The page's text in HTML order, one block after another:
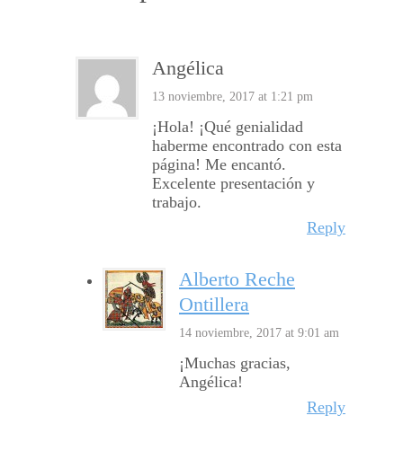
Angélica
13 noviembre, 2017 at 1:21 pm
¡Hola! ¡Qué genialidad
haberme encontrado con esta
página! Me encantó.
Excelente presentación y
trabajo.
Reply
Alberto Reche
Ontillera
14 noviembre, 2017 at 9:01 am
¡Muchas gracias,
Angélica!
Reply